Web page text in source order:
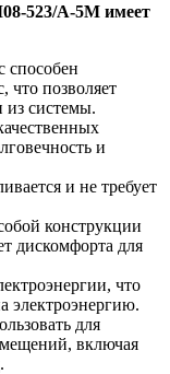
523/A-5M имеет
способен
что позволяет
из системы.
и
и не требует
конструкции
дискомфорта для
что
электроэнергию.
для
включая